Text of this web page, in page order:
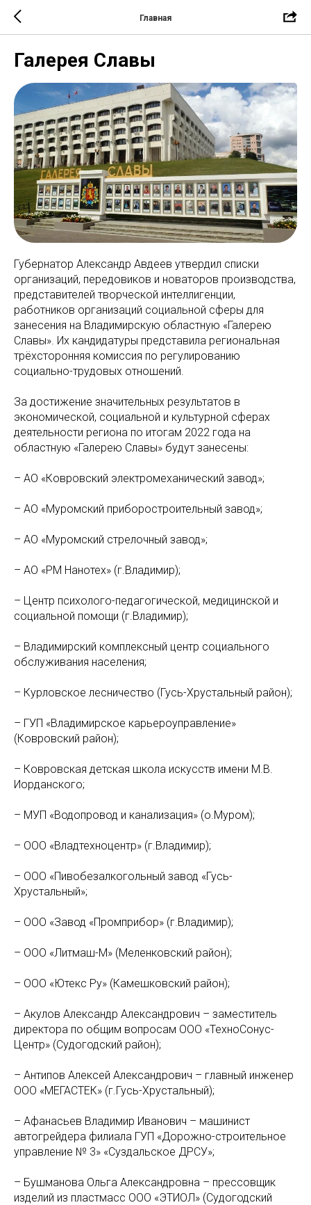
Главная
Галерея Славы
Губернатор Александр Авдеев утвердил списки
организаций, передовиков и новаторов производства,
представителей творческой интеллигенции,
работников организаций социальной сферы для
занесения на Владимирскую областную «Галерею
Славы». Их кандидатуры представила региональная
трёхсторонняя комиссия по регулированию
социально-трудовых отношений.
За достижение значительных результатов в
экономической, социальной и культурной сферах
деятельности региона по итогам 2022 года на
областную «Галерею Славы» будут занесены:
– АО «Ковровский электромеханический завод»;
– АО «Муромский приборостроительный завод»;
– АО «Муромский стрелочный завод»;
– АО «РМ Нанотех» (г.Владимир);
– Центр психолого-педагогической, медицинской и
социальной помощи (г.Владимир);
– Владимирский комплексный центр социального
обслуживания населения;
– Курловское лесничество (Гусь-Хрустальный район);
– ГУП «Владимирское карьероуправление»
(Ковровский район);
– Ковровская детская школа искусств имени М.В.
Иорданского;
– МУП «Водопровод и канализация» (о.Муром);
– ООО «Владтехноцентр» (г.Владимир);
– ООО «Пивобезалкогольный завод «Гусь-
Хрустальный»;
– ООО «Завод «Промприбор» (г.Владимир);
– ООО «Литмаш-М» (Меленковский район);
– ООО «Ютекс Ру» (Камешковский район);
– Акулов Александр Александрович – заместитель
директора по общим вопросам ООО «ТехноСонус-
Центр» (Судогодский район);
– Антипов Алексей Александрович – главный инженер
ООО «МЕГАСТЕК» (г.Гусь-Хрустальный);
– Афанасьев Владимир Иванович – машинист
автогрейдера филиала ГУП «Дорожно-строительное
управление № 3» «Суздальское ДРСУ»;
– Бушманова Ольга Александровна – прессовщик
изделий из пластмасс ООО «ЭТИОЛ» (Судогодский